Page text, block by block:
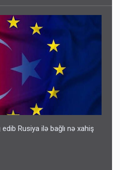
Rusiya ilə bağlı nə xahiş